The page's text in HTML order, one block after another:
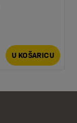
U KOŠARICU